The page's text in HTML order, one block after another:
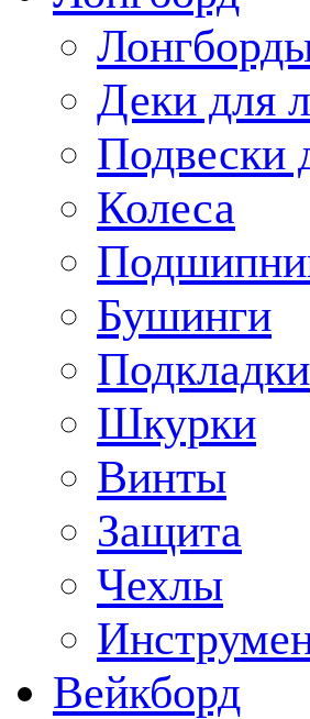
Деки для
Подвески
Колеса
Бушинги
Подкладки
Шкурки
Винты
Защита
Чехлы
Вейкборд